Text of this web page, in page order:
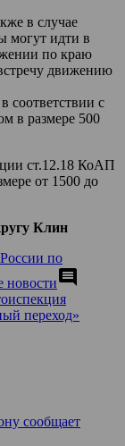
в случае
могут идти в
по краю
движению
соответствии с
в размере 500
ст.12.18 КоАП
от 1500 до
Клин
по
новостиcomment
переход»
сообщает